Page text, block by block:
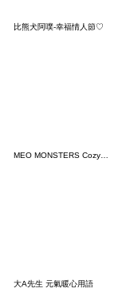
比熊犬阿噗-幸福情人節♡
大A先生 元氣暖心用語